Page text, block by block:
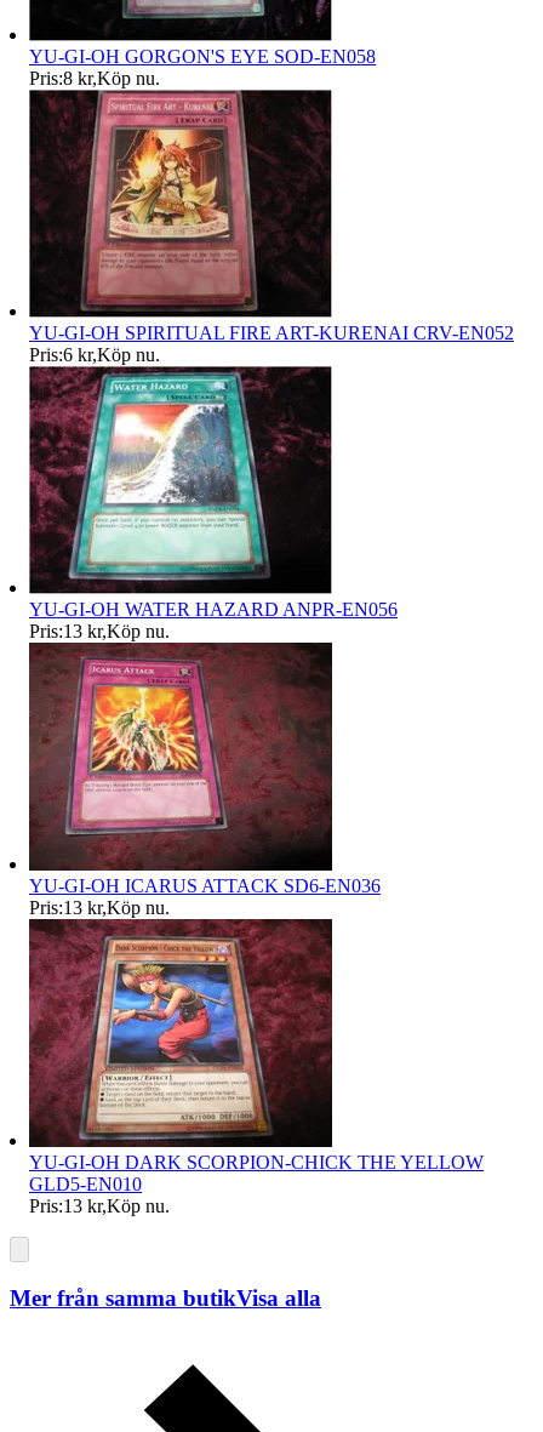
YU-GI-OH GORGON'S EYE SOD-EN058
Pris:8 kr,Köp nu.
YU-GI-OH SPIRITUAL FIRE ART-KURENAI CRV-EN052
Pris:6 kr,Köp nu.
YU-GI-OH WATER HAZARD ANPR-EN056
Pris:13 kr,Köp nu.
YU-GI-OH ICARUS ATTACK SD6-EN036
Pris:13 kr,Köp nu.
YU-GI-OH DARK SCORPION-CHICK THE YELLOW
GLD5-EN010
Pris:13 kr,Köp nu.
Mer från samma butikVisa alla